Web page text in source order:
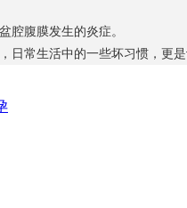
腹膜发生的炎症。
常生活中的一些坏习惯，更是